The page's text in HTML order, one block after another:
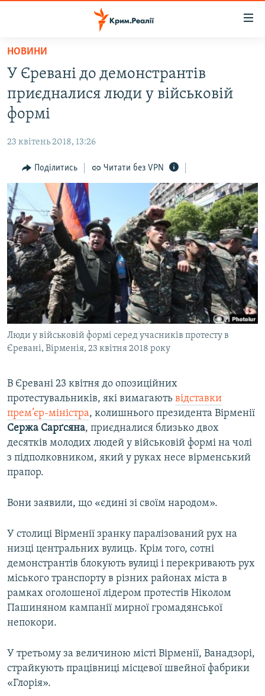
Перейти
основного
матеріалу
Перейти
до
основної
Перейти
до
пошуку
ВОДА.КРИМ
ВІДЕО ТА ФОТО
БЛОГИ
ПОГЛЯД
ІНТЕРВ'Ю
ВСЕ ЗА ДЕНЬ
СПЕЦПРОЕКТИ
ДЕПОРТАЦІЯ
ВІДЕОУРОКИ «ELIFBE»
СВІДЧЕННЯ ОКУПАЦІЇ
УКРАЇНСЬКА ПРОБЛЕМА КРИМУ
ІНФОГРАФІКА
ЯК ОБІЙТИ БЛОКУВАННЯ
Русский
Qırımtatar
ДОЛУЧАЙСЯ!
Усі сайти RFE/RL
НОВИНИ
У Єревані до демонстрантів
приєдналися люди у військовій
формі
23 квітень 2018, 13:26
Поділитись Читати без VPN
Люди у військовій формі серед учасників протесту в
Єревані, Вірменія, 23 квітня 2018 року
В Єревані 23 квітня до опозиційних
протестувальників, які вимагають відставки
прем’єр-міністра, колишнього президента Вірменії
Сержа Сарґсяна, приєдналися близько двох
десятків молодих людей у військовій формі на чолі
з підполковником, який у руках несе вірменський
прапор.
Вони заявили, що «єдині зі своїм народом».
У столиці Вірменії зранку паралізований рух на
низці центральних вулиць. Крім того, сотні
демонстрантів блокують вулиці і перекривають рух
міського транспорту в різних районах міста в
рамках оголошеної лідером протестів Ніколом
Пашиняном кампанії мирної громадянської
непокори.
У третьому за величиною місті Вірменії, Ванадзорі,
страйкують працівниці місцевої швейної фабрики
«Глорія».